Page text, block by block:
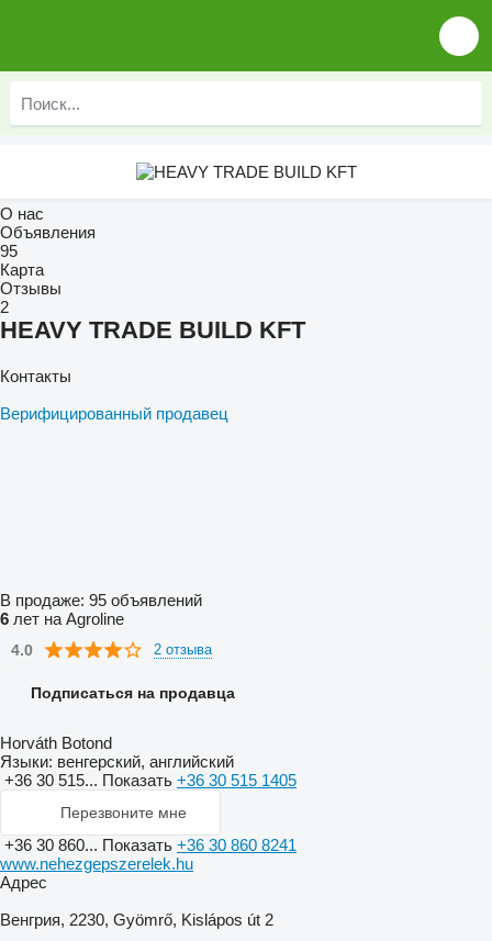
О нас
Объявления
95
Карта
Отзывы
2
HEAVY TRADE BUILD KFT
Контакты
Верифицированный продавец
В продаже: 95 объявлений
6 лет на Agroline
4.0 2 отзыва
Подписаться на продавца
Horváth Botond
Языки: венгерский, английский
+36 30 515... Показать +36 30 515 1405
Перезвоните мне
+36 30 860... Показать +36 30 860 8241
www.nehezgepszerelek.hu
Адрес
Венгрия, 2230, Gyömrő, Kislápos út 2